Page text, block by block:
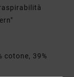
cotone, 39%